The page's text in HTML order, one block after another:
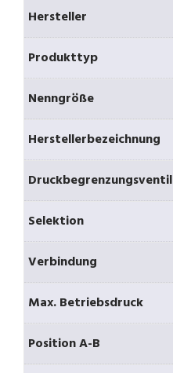
Hersteller
Produkttyp
Nenngröße
Herstellerbezeichnung
Druckbegrenzungsventil
Selektion
Verbindung
Max. Betriebsdruck
Position A-B